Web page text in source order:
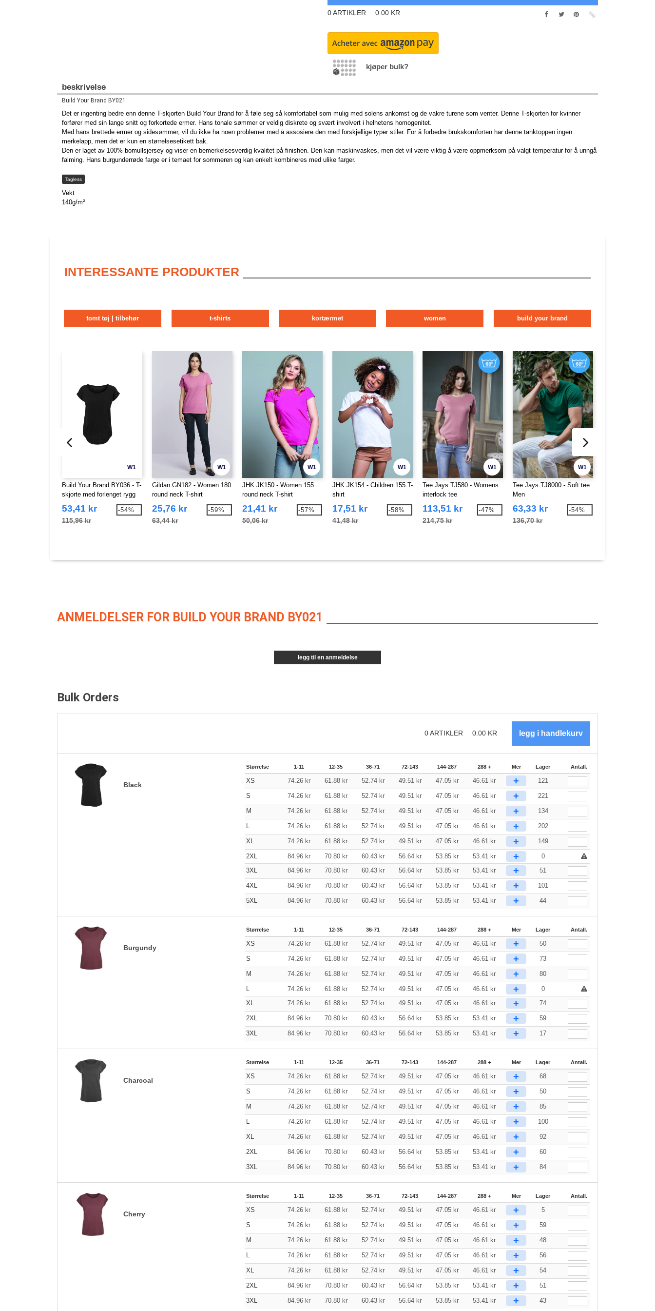
0ARTIKLER 0.00 KR
kjøper bulk?
beskrivelse
Build Your Brand BY021
Det er ingenting bedre enn denne T-skjorten Build Your Brand for å føle seg så komfortabel som mulig med solens ankomst og de vakre turene som venter. Denne T-skjorten for kvinner
forfører med sin lange snitt og forkortede ermer. Hans tonale sømmer er veldig diskrete og svært involvert i helhetens homogenitet.
Med hans brettede ermer og sidesømmer, vil du ikke ha noen problemer med å assosiere den med forskjellige typer stiler. For å forbedre brukskomforten har denne tanktoppen ingen
merkelapp, men det er kun en størrelsesetikett bak.
Den er laget av 100% bomullsjersey og viser en bemerkelsesverdig kvalitet på finishen. Den kan maskinvaskes, men det vil være viktig å være oppmerksom på valgt temperatur for å unngå
falming. Hans burgunderrøde farge er i temaet for sommeren og kan enkelt kombineres med ulike farger.
Tagless
Vekt
140g/m²
INTERESSANTE PRODUKTER
tomt tøj | tilbehør t-shirts kortærmet women build your brand
W1
Build Your Brand BY036 - T-
skjorte med forlenget rygg
53,41 kr
115,96 kr
-54%
W1
Gildan GN182 - Women 180
round neck T-shirt
25,76 kr
63,44 kr
-59%
W1
JHK JK150 - Women 155
round neck T-shirt
21,41 kr
50,06 kr
-57%
W1
JHK JK154 - Children 155 T-
shirt
17,51 kr
41,48 kr
-58%
W1
Tee Jays TJ580 - Womens
interlock tee
113,51 kr
214,75 kr
-47%
W1
Tee Jays TJ8000 - Soft tee
Men
63,33 kr
136,70 kr
-54%
ANMELDELSER FOR BUILD YOUR BRAND BY021
legg til en anmeldelse
Bulk Orders
0ARTIKLER 0.00 KR
Black
Størrelse 1-11 12-35 36-71 72-143 144-287 288 + Mer Lager Antall.
XS 74.26 kr 61.88 kr 52.74 kr 49.51 kr 47.05 kr 46.61 kr + 121
S 74.26 kr 61.88 kr 52.74 kr 49.51 kr 47.05 kr 46.61 kr + 221
M 74.26 kr 61.88 kr 52.74 kr 49.51 kr 47.05 kr 46.61 kr + 134
74.26 kr 61.88 kr 52.74 kr 49.51 kr 47.05 kr 46.61 kr + 202
XL 74.26 kr 61.88 kr 52.74 kr 49.51 kr 47.05 kr 46.61 kr + 149
2XL 84.96 kr 70.80 kr 60.43 kr 56.64 kr 53.85 kr 53.41 kr +
0
3XL
84.96 kr 70.80 kr 60.43 kr 56.64 kr 53.85 kr 53.41 kr + 51
4XL 84.96 kr 70.80 kr 60.43 kr 56.64 kr 53.85 kr 53.41 kr + 101
5XL 84.96 kr 70.80 kr 60.43 kr 56.64 kr 53.85 kr 53.41 kr + 44
Burgundy
Størrelse 1-11 12-35 36-71 72-143 144-287 288 + Mer Lager Antall.
XS 74.26 kr 61.88 kr 52.74 kr 49.51 kr 47.05 kr 46.61 kr + 50
S 74.26 kr 61.88 kr 52.74 kr 49.51 kr 47.05 kr 46.61 kr + 73
M 74.26 kr 61.88 kr 52.74 kr 49.51 kr 47.05 kr 46.61 kr + 80
74.26 kr 61.88 kr 52.74 kr 49.51 kr 47.05 kr 46.61 kr +
0
XL
74.26 kr 61.88 kr 52.74 kr 49.51 kr 47.05 kr 46.61 kr + 74
2XL 84.96 kr 70.80 kr 60.43 kr 56.64 kr 53.85 kr 53.41 kr + 59
3XL 84.96 kr 70.80 kr 60.43 kr 56.64 kr 53.85 kr 53.41 kr + 17
Charcoal
Størrelse 1-11 12-35 36-71 72-143 144-287 288 + Mer Lager Antall.
XS 74.26 kr 61.88 kr 52.74 kr 49.51 kr 47.05 kr 46.61 kr + 68
S 74.26 kr 61.88 kr 52.74 kr 49.51 kr 47.05 kr 46.61 kr + 50
M 74.26 kr 61.88 kr 52.74 kr 49.51 kr 47.05 kr 46.61 kr + 85
74.26 kr 61.88 kr 52.74 kr 49.51 kr 47.05 kr 46.61 kr + 100
XL 74.26 kr 61.88 kr 52.74 kr 49.51 kr 47.05 kr 46.61 kr + 92
2XL 84.96 kr 70.80 kr 60.43 kr 56.64 kr 53.85 kr 53.41 kr + 60
3XL 84.96 kr 70.80 kr 60.43 kr 56.64 kr 53.85 kr 53.41 kr + 84
Cherry
Størrelse 1-11 12-35 36-71 72-143 144-287 288 + Mer Lager Antall.
XS 74.26 kr 61.88 kr 52.74 kr 49.51 kr 47.05 kr 46.61 kr + 5
S 74.26 kr 61.88 kr 52.74 kr 49.51 kr 47.05 kr 46.61 kr + 59
M 74.26 kr 61.88 kr 52.74 kr 49.51 kr 47.05 kr 46.61 kr + 48
74.26 kr 61.88 kr 52.74 kr 49.51 kr 47.05 kr 46.61 kr + 56
XL 74.26 kr 61.88 kr 52.74 kr 49.51 kr 47.05 kr 46.61 kr + 54
2XL 84.96 kr 70.80 kr 60.43 kr 56.64 kr 53.85 kr 53.41 kr + 51
3XL 84.96 kr 70.80 kr 60.43 kr 56.64 kr 53.85 kr 53.41 kr + 43